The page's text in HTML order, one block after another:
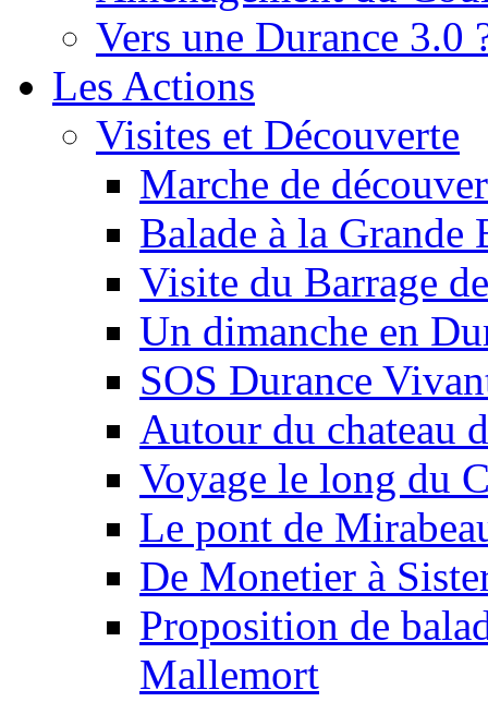
Vers une Durance 3.0
Les Actions
Visites et Découverte
Marche de
Balade à la Grande
Visite du Barrage
Un dimanche en
SOS Durance
Autour du chateau
Voyage le long du
Le pont de
De Monetier à
Proposition de
Mallemort